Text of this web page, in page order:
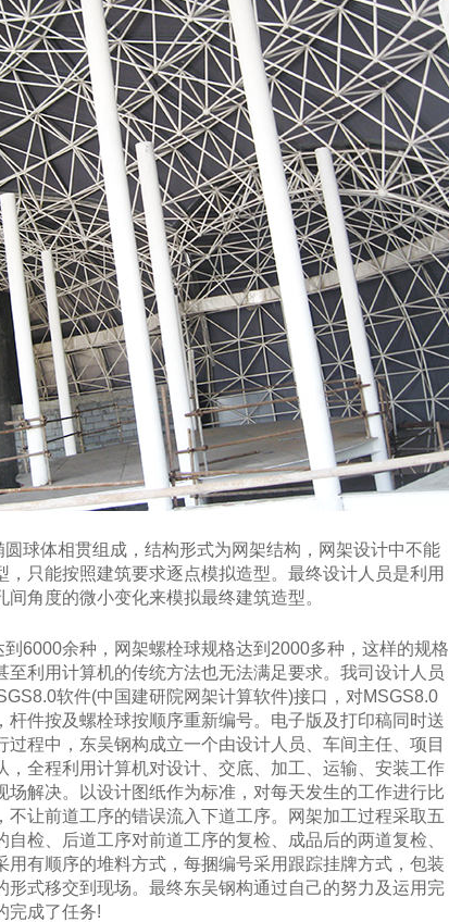
球体相贯组成，结构形式为网架结构，网架设计中不能
，只能按照建筑要求逐点模拟造型。最终设计人员是利用
角度的微小变化来模拟最终建筑造型。
6000余种，网架螺栓球规格达到2000多种，这样的规格
至利用计算机的传统方法也无法满足要求。我司设计人员
软件(中国建研院网架计算软件)接口，对MSGS8.0
杆件按及螺栓球按顺序重新编号。电子版及打印稿同时送
程中，东吴钢构成立一个由设计人员、车间主任、项目
，全程利用计算机对设计、交底、加工、运输、安装工作
场解决。以设计图纸作为标准，对每天发生的工作进行比
不让前道工序的错误流入下道工序。网架加工过程采取五
检、后道工序对前道工序的复检、成品后的两道复检、
用有顺序的堆料方式，每捆编号采用跟踪挂牌方式，包装
形式移交到现场。最终东吴钢构通过自己的努力及运用完
完成了任务!